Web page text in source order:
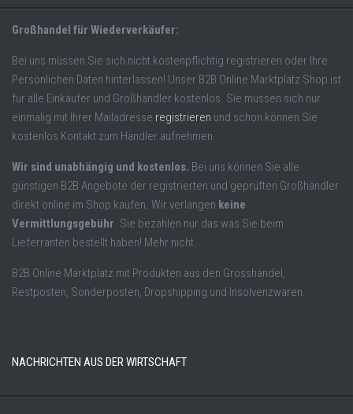
Großhandel für Wiederverkäufer:
Bei uns müssen Sie sich nicht kostenpflichtig registrieren oder Ihre
Persönlichen Daten hinterlassen! Unser B2B Online Marktplatz Shop ist
für alle Einkäufer und Großhändler kostenlos. Sie müssen sich nur
einmalig mit Ihrer Mailadresse registrieren und schon können Sie
kostenlos Kontakt zum Händler aufnehmen.
Wir sind unabhängig und kostenlos. Bei uns können Sie alle
günstigen B2B Angebote der registrierten und geprüften Großhändler
direkt online im Shop kaufen. Wir verlangen keine
Vermittlungsgebühr. Sie bezahlen nur das was Sie beim
Lieferranten bestellt haben! Mehr nicht.
B2B Online Marktplatz mit Produkten aus den Grosshandel,
Restposten, Sonderposten, Dropshipping und Insolvenzwaren.
NACHRICHTEN AUS DER WIRTSCHAFT